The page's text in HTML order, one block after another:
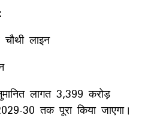
लाइन
लागत 3,399करोड़
-30तक पूरा किया जाएगा।